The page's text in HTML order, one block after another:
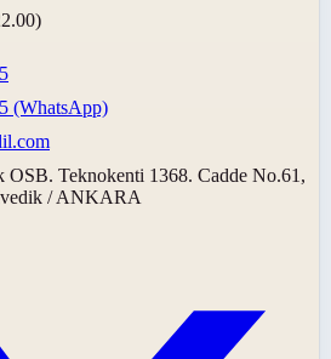
(WhatsApp)
OSB. Teknokenti 1368. Cadde No.61,
/ ANKARA